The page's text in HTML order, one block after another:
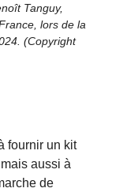
Tanguy,
lors de la
(Copyright
fournir un kit
aussi à
de